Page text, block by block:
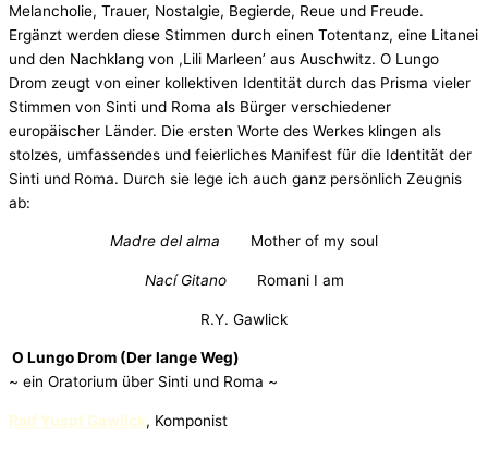
Melancholie, Trauer, Nostalgie, Begierde, Reue und Freude.
Ergänzt werden diese Stimmen durch einen Totentanz, eine Litanei
und den Nachklang von ,Lili Marleen’ aus Auschwitz. O Lungo
Drom zeugt von einer kollektiven Identität durch das Prisma vieler
Stimmen von Sinti und Roma als Bürger verschiedener
europäischer Länder. Die ersten Worte des Werkes klingen als
stolzes, umfassendes und feierliches Manifest für die Identität der
Sinti und Roma. Durch sie lege ich auch ganz persönlich Zeugnis
ab:
Madre del alma Mother of my soul
Nací Gitano Romani I am
R.Y. Gawlick
O Lungo Drom (Der lange Weg)
~ ein Oratorium über Sinti und Roma ~
Ralf Yusuf Gawlick, Komponist